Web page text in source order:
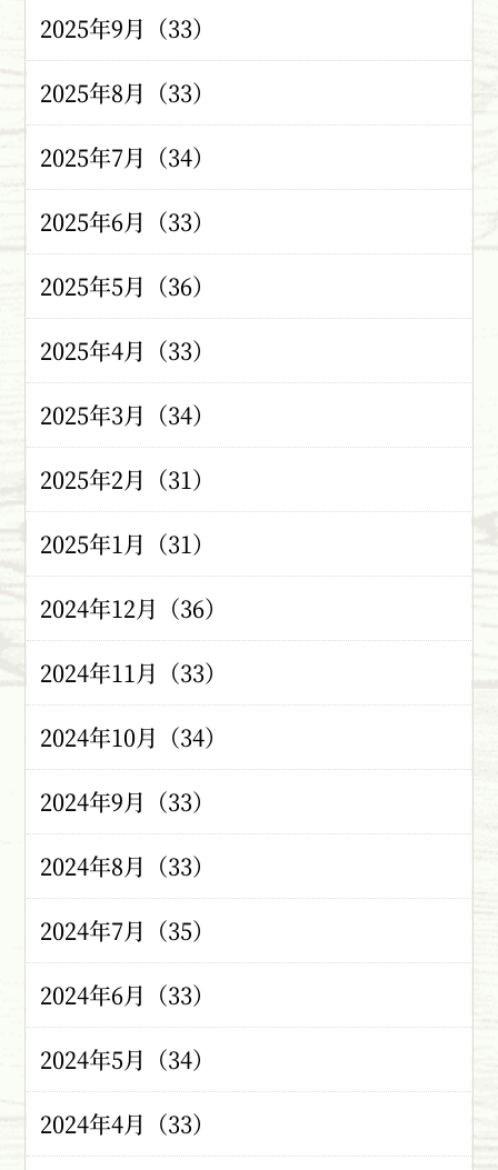
2025年9月（33）
2025年8月（33）
2025年7月（34）
2025年6月（33）
2025年5月（36）
2025年4月（33）
2025年3月（34）
2025年2月（31）
2025年1月（31）
2024年12月（36）
2024年11月（33）
2024年10月（34）
2024年9月（33）
2024年8月（33）
2024年7月（35）
2024年6月（33）
2024年5月（34）
2024年4月（33）